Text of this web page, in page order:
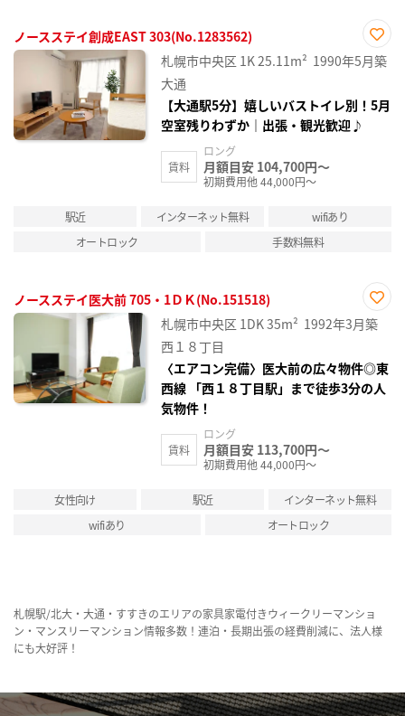
ノースステイ創成EAST 303(No.1283562)
お気
に入
札幌市中央区 1K25.11m² 1990年5月築
大通
【大通駅5分】嬉しいバストイレ別！5月
空室残りわずか｜出張・観光歓迎♪
賃料
ロング
月額目安 104,700円～
初期費用他 44,000円～
駅近 インターネット無料
wifiあり
オートロック
手数料無料
ノースステイ医大前 705・1ＤＫ(No.151518)
お気
に入
札幌市中央区 1DK35m² 1992年3月築
西１８丁目
〈エアコン完備〉医大前の広々物件◎東
西線 「西１８丁目駅」まで徒歩3分の人
気物件！
賃料
ロング
月額目安 113,700円～
初期費用他 44,000円～
女性向け 駅近
インターネット無料
wifiあり
オートロック
札幌駅/北大・大通・すすきのエリアの家具家電付きウィークリーマンショ
ン・マンスリーマンション情報多数！連泊・長期出張の経費削減に、法人様
にも大好評！